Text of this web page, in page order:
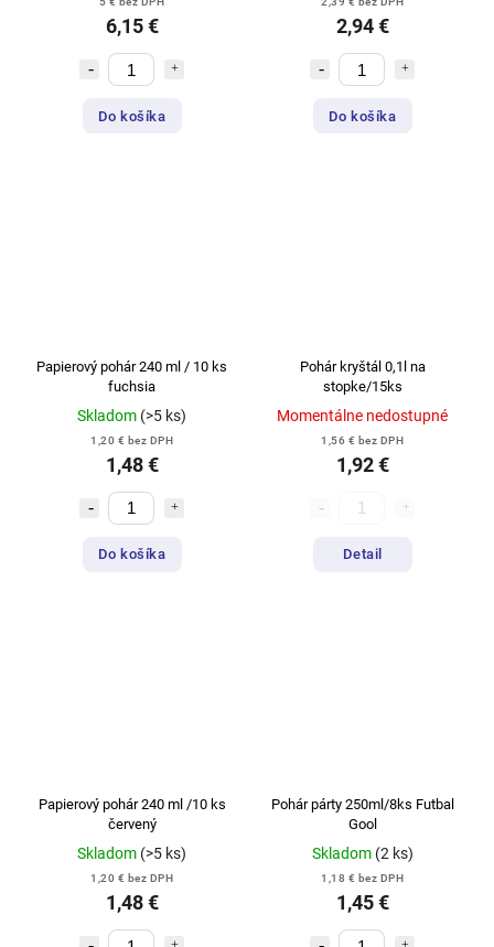
6,15 €
Do košíka
2,94 €
Do košíka
Papierový pohár 240 ml / 10 ks
fuchsia
Skladom (>5 ks)
1,20 € bez DPH
1,48 €
Do košíka
Pohár kryštál 0,1l na
stopke/15ks
Momentálne nedostupné
1,56 € bez DPH
1,92 €
Detail
Papierový pohár 240 ml /10 ks
červený
Skladom (>5 ks)
1,20 € bez DPH
1,48 €
Pohár párty 250ml/8ks Futbal
Gool
Skladom (2 ks)
1,18 € bez DPH
1,45 €